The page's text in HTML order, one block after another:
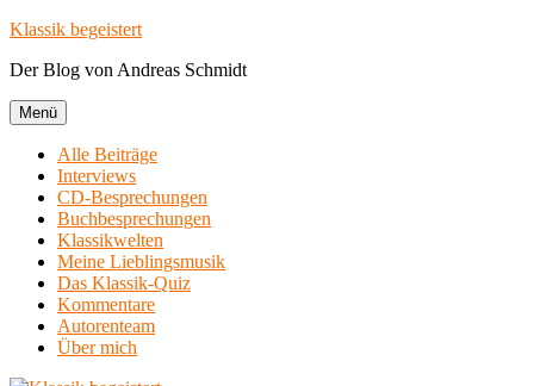
Zum
springen
Klassik begeistert
Der Blog von Andreas Schmidt
Menü
Alle Beiträge
Interviews
CD-Besprechungen
Buchbesprechungen
Klassikwelten
Meine Lieblingsmusik
Das Klassik-Quiz
Kommentare
Autorenteam
Über mich